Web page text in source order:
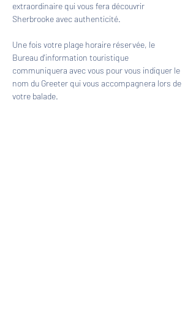
extraordinaire qui vous fera découvrir
Sherbrooke avec authenticité.
Une fois votre plage horaire réservée, le
Bureau d'information touristique
communiquera avec vous pour vous indiquer le
nom du Greeter qui vous accompagnera lors de
votre balade.